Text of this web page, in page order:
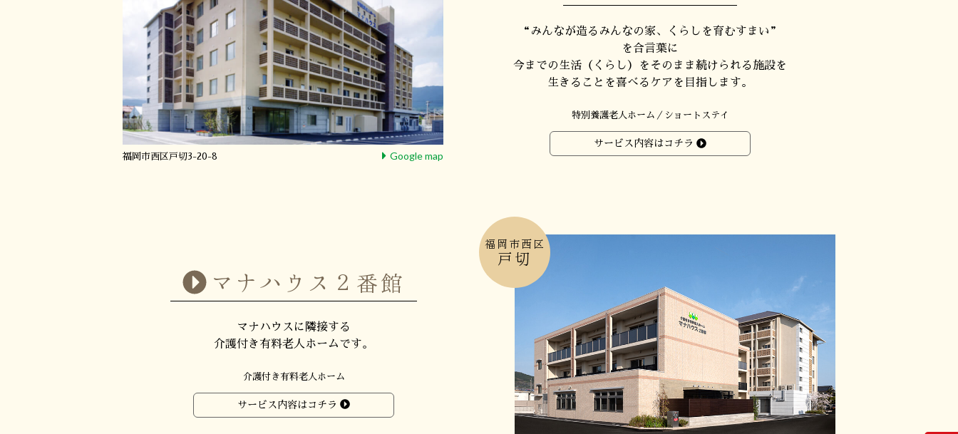
福岡市西区戸切3-20-8 Google map
“みんなが造るみんなの家、くらしを育むすまい”
を合言葉に
今までの生活（くらし）をそのまま続けられる施設を
生きることを喜べるケアを目指します。
特別養護老人ホーム／ショートステイ
サービス内容はコチラ
福岡市西区
戸切
マナハウス２番館
マナハウスに隣接する
介護付き有料老人ホームです。
介護付き有料老人ホーム
サービス内容はコチラ